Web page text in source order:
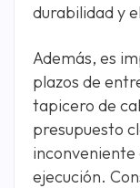
durabilidad y
Además, es
plazos de
tapicero de
presupuesto
ejecución.